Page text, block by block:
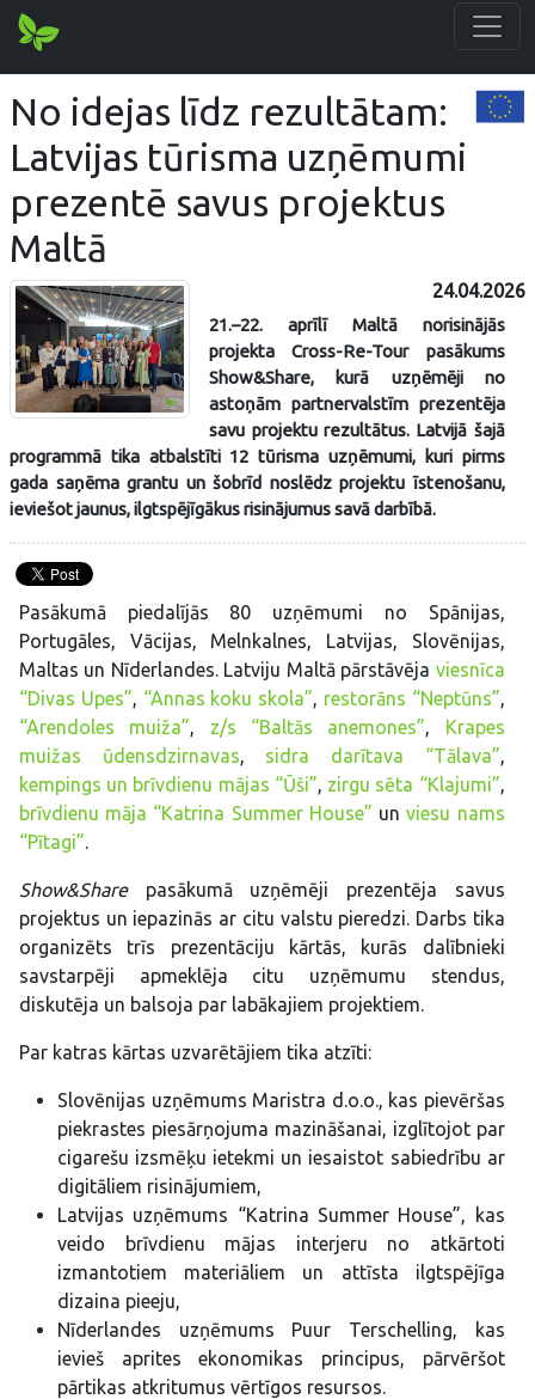
No idejas līdz rezultātam:
Latvijas tūrisma uzņēmumi
prezentē savus projektus
Maltā
24.04.2026
21.–22. aprīlī Maltā norisinājās
projekta Cross-Re-Tour pasākums
Show&Share, kurā uzņēmēji no
astoņām partnervalstīm prezentēja
savu projektu rezultātus. Latvijā šajā
programmā tika atbalstīti 12 tūrisma uzņēmumi, kuri pirms
gada saņēma grantu un šobrīd noslēdz projektu īstenošanu,
ieviešot jaunus, ilgtspējīgākus risinājumus savā darbībā.
Pasākumā piedalījās 80 uzņēmumi no Spānijas,
Portugāles, Vācijas, Melnkalnes, Latvijas, Slovēnijas,
Maltas un Nīderlandes. Latviju Maltā pārstāvēja viesnīca
“Divas Upes”, “Annas koku skola”, restorāns “Neptūns”,
“Arendoles muiža”, z/s “Baltās anemones”, Krapes
muižas ūdensdzirnavas, sidra darītava “Tālava”,
kempings un brīvdienu mājas “Ūši”, zirgu sēta “Klajumi”,
brīvdienu māja “Katrina Summer House” unviesu nams
“Pītagi”.
Show&Sharepasākumā uzņēmēji prezentēja savus
projektus un iepazinās ar citu valstu pieredzi. Darbs tika
organizēts trīs prezentāciju kārtās, kurās dalībnieki
savstarpēji apmeklēja citu uzņēmumu stendus,
diskutēja un balsoja par labākajiem projektiem.
Par katras kārtas uzvarētājiem tika atzīti:
Slovēnijas uzņēmums Maristra d.o.o., kas pievēršas
piekrastes piesārņojuma mazināšanai, izglītojot par
cigarešu izsmēķu ietekmi un iesaistot sabiedrību ar
digitāliem risinājumiem,
Latvijas uzņēmums “Katrina Summer House”, kas
veido brīvdienu mājas interjeru no atkārtoti
izmantotiem materiāliem un attīsta ilgtspējīga
dizaina pieeju,
Nīderlandes uzņēmums Puur Terschelling, kas
ievieš aprites ekonomikas principus, pārvēršot
pārtikas atkritumus vērtīgos resursos.